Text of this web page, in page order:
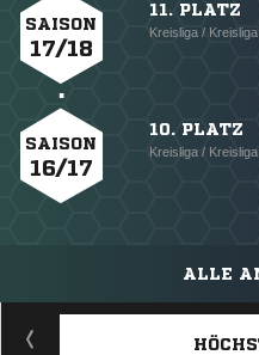
SAISON
17/18
11. PLATZ
Kreisliga /
SAISON
16/17
10. PLATZ
Kreisliga /
ALLE